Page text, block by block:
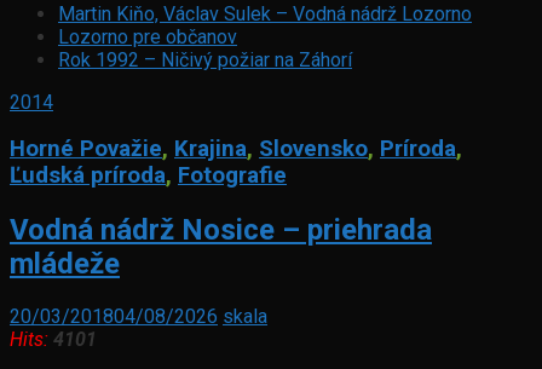
Martin Kiňo, Václav Sulek – Vodná nádrž Lozorno
Lozorno pre občanov
Rok 1992 – Ničivý požiar na Záhorí
2014
Horné Považie, Krajina, Slovensko, Príroda,
Ľudská príroda, Fotografie
Vodná nádrž Nosice – priehrada
mládeže
20/03/201804/08/2026 skala
Hits: 4101